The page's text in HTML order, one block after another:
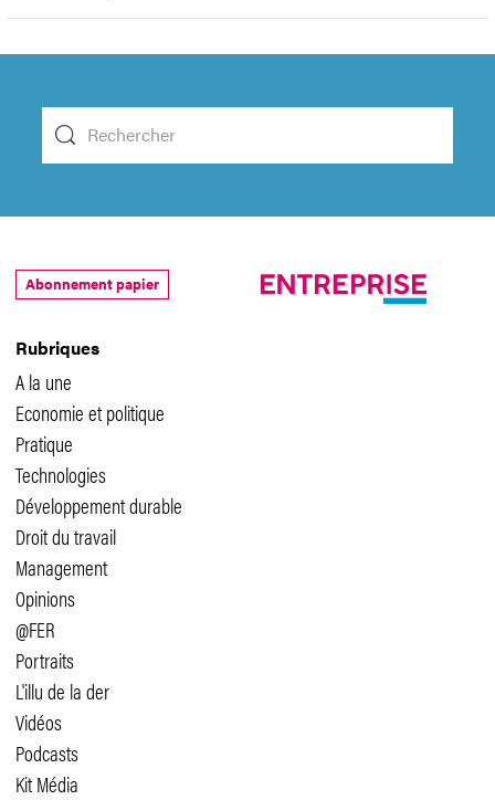
Rubriques
A la une
Economie et politique
Pratique
Technologies
Développement durable
Droit du travail
Management
Opinions
@FER
Portraits
L'illu de la der
Vidéos
Podcasts
Kit Média
Abonnement papier